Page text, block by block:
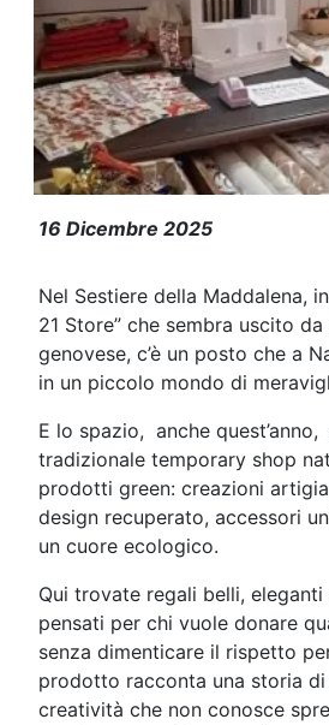
Ancora una volta la
16 Dicembre 2025
Nel Sestiere della Maddalena,
21 Store” che sembra uscito
genovese, c’è un posto che a
in un piccolo mondo di
E lo spazio, anche
tradizionale temporary shop
prodotti green: creazioni
design recuperato, accessori
un cuore ecologico.
Qui trovate regali belli, eleganti
pensati per chi vuole donare
senza dimenticare il rispetto
prodotto racconta una storia
creatività che non conosce